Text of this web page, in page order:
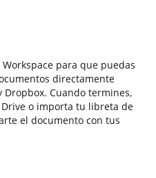
para que puedas
directamente
Dropbox. Cuando termines,
o importa tu libreta de
el documento con tus